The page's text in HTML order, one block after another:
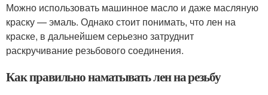
Можно использовать машинное масло и даже масляную
краску — эмаль. Однако стоит понимать, что лен на
краске, в дальнейшем серьезно затруднит
раскручивание резьбового соединения.
Как правильно наматывать лен на резьбу